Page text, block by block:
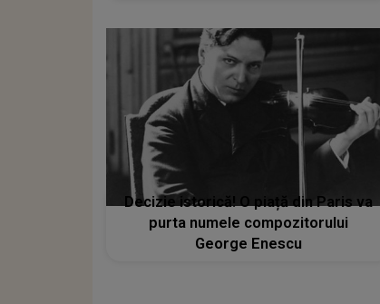
Decizie istorică! O piață din Paris va
purta numele compozitorului
George Enescu